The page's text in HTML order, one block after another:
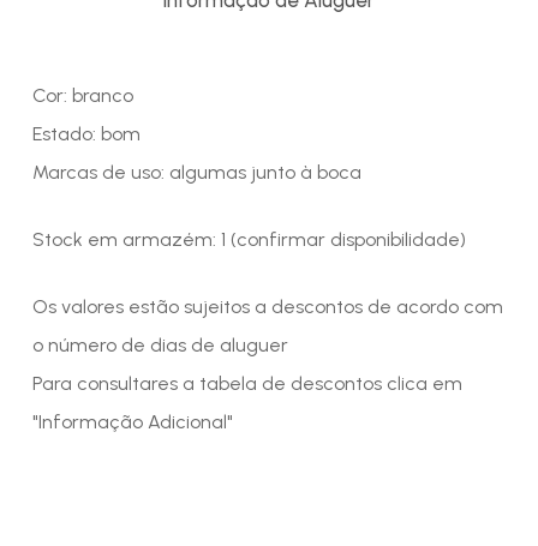
Cor: branco
Estado: bom
Marcas de uso: algumas junto à boca
Stock em armazém: 1 (confirmar disponibilidade)
Os valores estão sujeitos a descontos de acordo com
o número de dias de aluguer
Para consultares a tabela de descontos clica em
"Informação Adicional"